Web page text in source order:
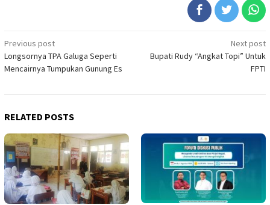
Post
navigation
Previous post
Longsornya TPA Galuga Seperti
Mencairnya Tumpukan Gunung Es
Next post
Bupati Rudy “Angkat Topi” Untuk
FPTI
RELATED POSTS